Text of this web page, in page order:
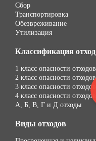
Сбор
Транспортировка
Обезвреживание
Утилизация
Классификация
1 класс опасности отходов
2 класс опасности отходов
3 класс опасности отходов
4 класс опасности отходов
А, Б, В, Г и Д отходы
Виды отходов